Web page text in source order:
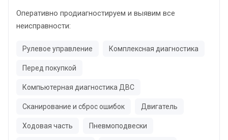
Оперативно продиагностируем и выявим все
неисправности:
Рулевое управление Комплексная диагностика
Перед покупкой
Компьютерная диагностика ДВС
Сканирование и сброс ошибок Двигатель
Ходовая часть Пневмоподвески